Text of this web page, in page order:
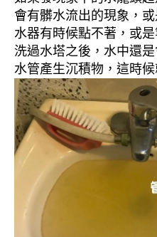
會有髒水流出的現象，
水器有時候點不著，或
洗過水塔之後，水中還
水管產生沉積物，這時